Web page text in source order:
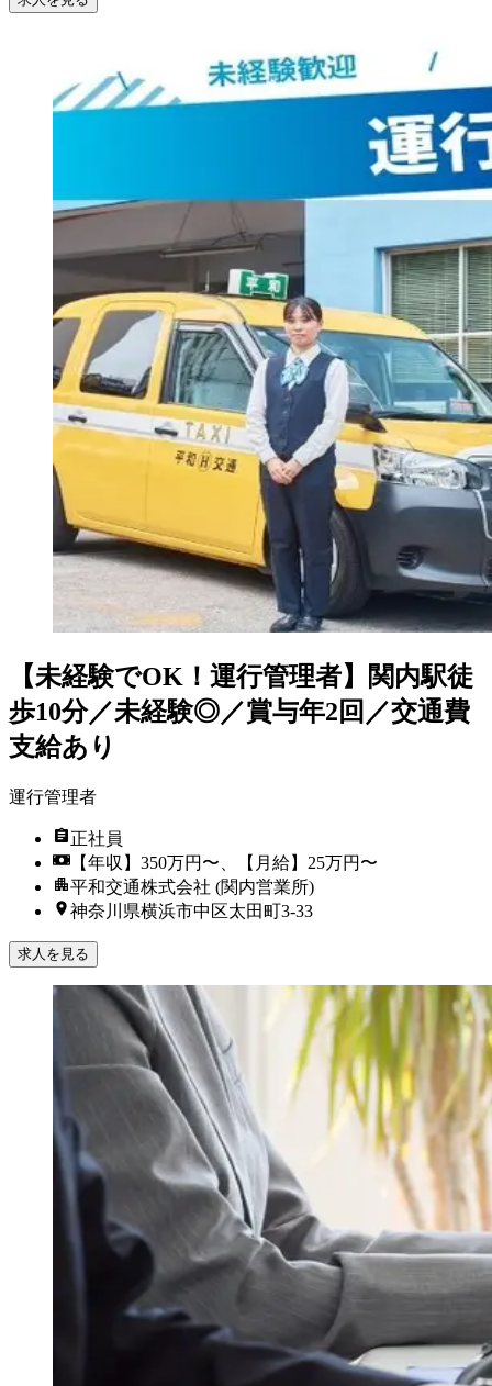
【未経験でOK！運行管理者】関内駅徒
歩10分／未経験◎／賞与年2回／交通費
支給あり
運行管理者
正社員
【年収】350万円〜、【月給】25万円〜
平和交通株式会社 (関内営業所)
神奈川県横浜市中区太田町3-33
求人を見る